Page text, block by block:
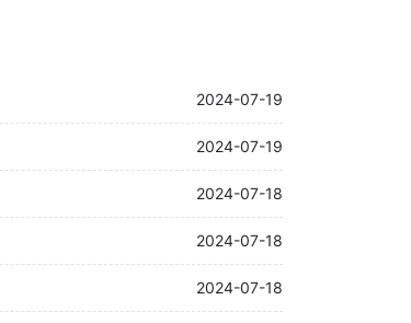
2024-07-19
2024-07-19
2024-07-18
2024-07-18
2024-07-18